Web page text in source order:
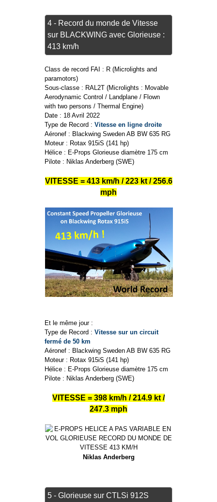
4 - Record du monde de Vitesse
sur BLACKWING avec Glorieuse :
413 km/h
Class de record FAI : R (Microlights and
paramotors)
Sous-classe : RAL2T (Microlights : Movable
Aerodynamic Control / Landplane / Flown
with two persons / Thermal Engine)
Date : 18 Avril 2022
Type de Record :Vitesse en ligne droite
Aéronef : Blackwing Sweden AB BW 635 RG
Moteur : Rotax 915iS (141 hp)
Hélice : E-Props Glorieuse diamètre 175 cm
Pilote : Niklas Anderberg (SWE)
VITESSE = 413 km/h / 223 kt / 256.6
mph
Et le même jour :
Type de Record :Vitesse sur un circuit
fermé de 50 km
Aéronef : Blackwing Sweden AB BW 635 RG
Moteur : Rotax 915iS (141 hp)
Hélice : E-Props Glorieuse diamètre 175 cm
Pilote : Niklas Anderberg (SWE)
VITESSE = 398 km/h / 214.9 kt /
247.3 mph
Niklas Anderberg
5 - Glorieuse sur CTLSi 912S